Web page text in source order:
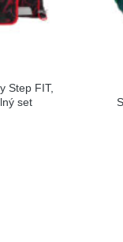
Step FIT,
set